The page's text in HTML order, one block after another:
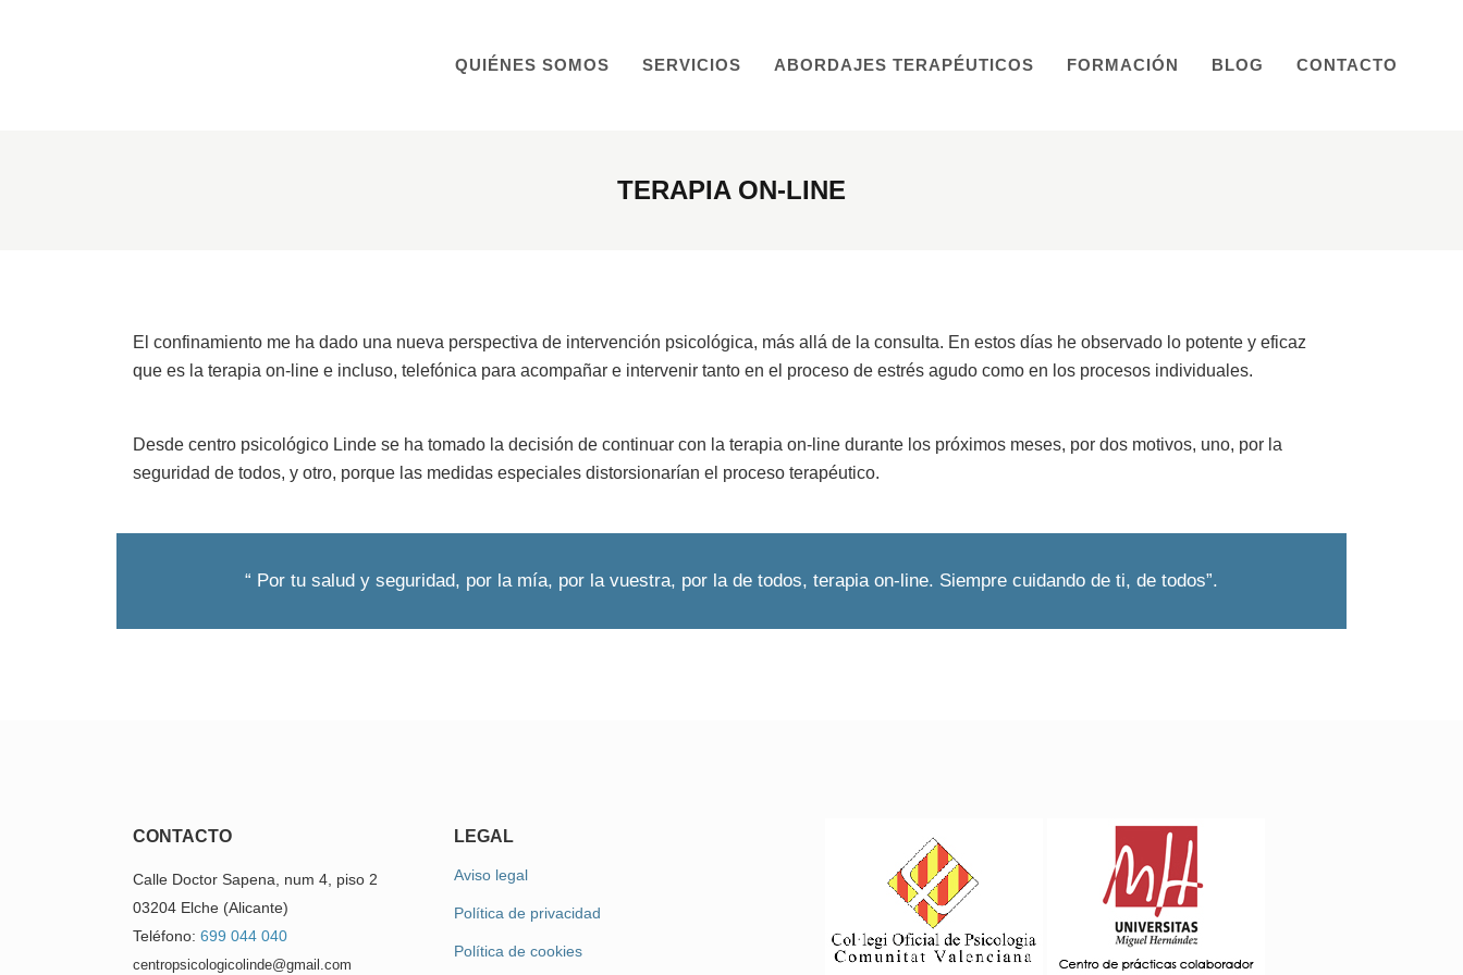
QUIÉNES SOMOS SERVICIOS ABORDAJES TERAPÉUTICOS FORMACIÓN BLOG CONTACTO
TERAPIA ON-LINE
El confinamiento me ha dado una nueva perspectiva de intervención psicológica, más allá de la consulta. En estos días he observado lo potente y eficaz
que es la terapia on-line e incluso, telefónica para acompañar e intervenir tanto en el proceso de estrés agudo como en los procesos individuales.
Desde centro psicológico Linde se ha tomado la decisión de continuar con la terapia on-line durante los próximos meses, por dos motivos, uno, por la
seguridad de todos, y otro, porque las medidas especiales distorsionarían el proceso terapéutico.
“ Por tu salud y seguridad, por la mía, por la vuestra, por la de todos, terapia on-line. Siempre cuidando de ti, de todos”.
CONTACTO
Calle Doctor Sapena, num 4, piso 2
03204 Elche (Alicante)
Teléfono: 699 044 040
centropsicologicolinde@gmail.com
LEGAL
Aviso legal
Política de privacidad
Política de cookies